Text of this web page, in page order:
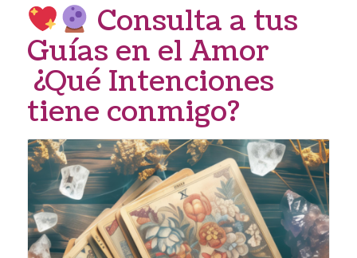
Consulta a tus
Guías en el Amor
¿Qué Intenciones
tiene conmigo?